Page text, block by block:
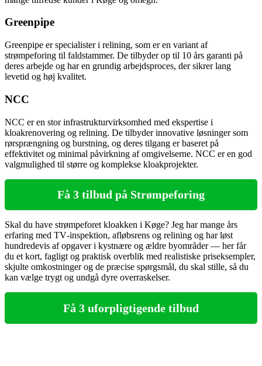
Greenpipe
Greenpipe er specialister i relining, som er en variant af
strømpeforing til faldstammer. De tilbyder op til 10 års garanti på
deres arbejde og har en grundig arbejdsproces, der sikrer lang
levetid og høj kvalitet.
NCC
NCC er en stor infrastrukturvirksomhed med ekspertise i
kloakrenovering og relining. De tilbyder innovative løsninger som
rørsprængning og burstning, og deres tilgang er baseret på
effektivitet og minimal påvirkning af omgivelserne. NCC er en god
valgmulighed til større og komplekse kloakprojekter.
Få 3 tilbud på Strømpeforing
Skal du have strømpeforet kloakken i Køge? Jeg har mange års
erfaring med TV‑inspektion, afløbsrens og relining og har løst
hundredevis af opgaver i kystnære og ældre byområder — her får
du et kort, fagligt og praktisk overblik med realistiske priseksempler,
skjulte omkostninger og de præcise spørgsmål, du skal stille, så du
kan vælge trygt og undgå dyre overraskelser.
Få 3 uforpligtigende tilbud